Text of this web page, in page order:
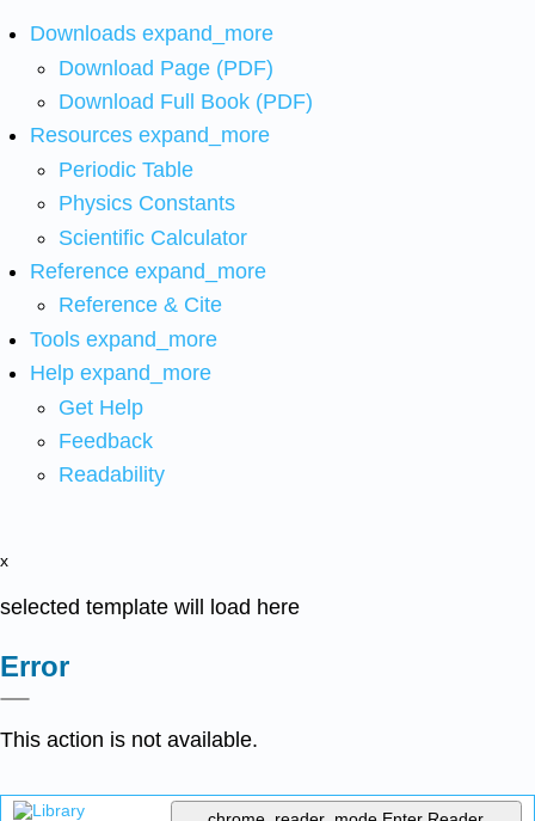
Downloads expand_more
Download Page (PDF)
Download Full Book (PDF)
Resources expand_more
Periodic Table
Physics Constants
Scientific Calculator
Reference expand_more
Reference & Cite
Tools expand_more
Help expand_more
Get Help
Feedback
Readability
x
selected template will load here
Error
This action is not available.